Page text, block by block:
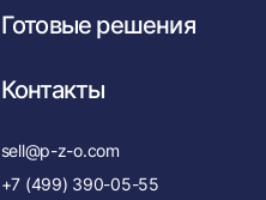
Готовые решения
Контакты
sell@p-z-o.com
+7 (499) 390-05-55